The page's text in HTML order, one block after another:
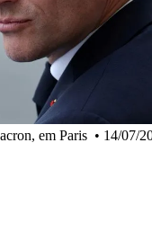
em Paris • 14/07/